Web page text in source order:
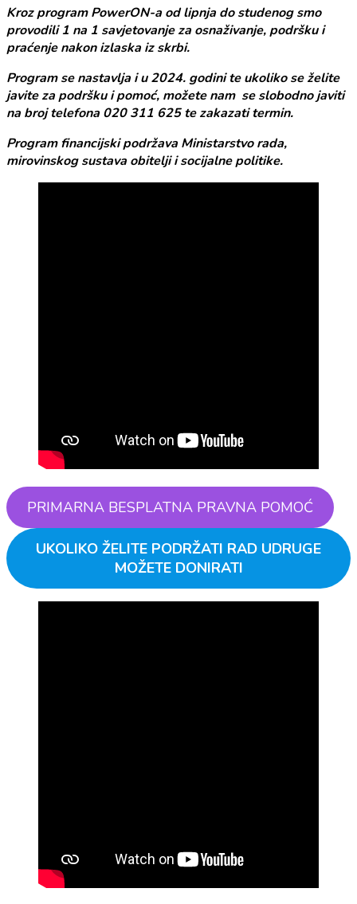
Kroz program PowerON-a od lipnja do studenog smo
provodili 1 na 1 savjetovanje za osnaživanje, podršku i
praćenje nakon izlaska iz skrbi.
Program se nastavlja i u 2024. godinite ukoliko se želite
javite za podršku i pomoć, možete nam se slobodno javiti
na broj telefona 020 311 625 te zakazati termin.
Program financijski podržava Ministarstvo rada,
mirovinskog sustava obitelji i socijalne politike.
PRIMARNA BESPLATNA PRAVNA POMOĆ
UKOLIKO ŽELITE PODRŽATI RAD UDRUGE
MOŽETE DONIRATI